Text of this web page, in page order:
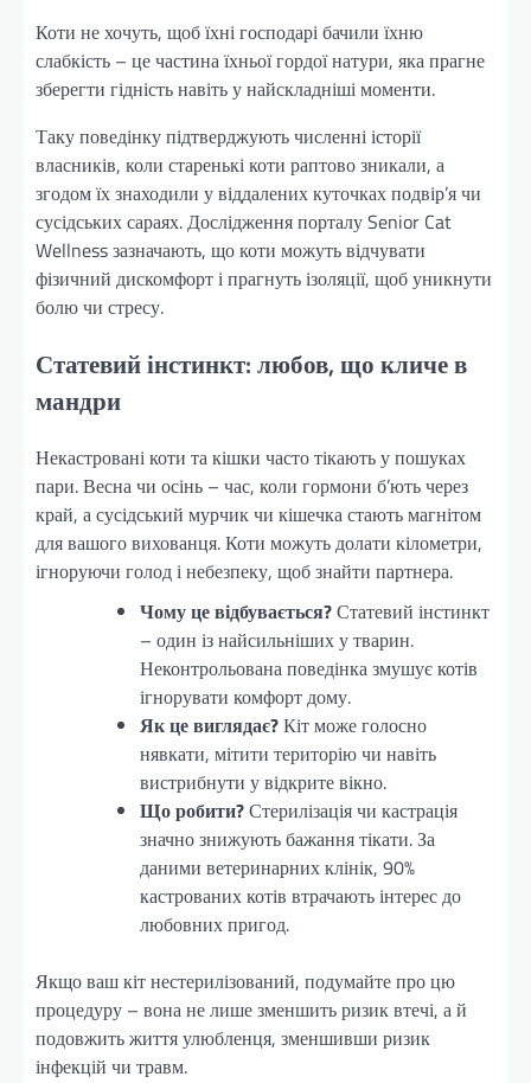
Коти не хочуть, щоб їхні господарі бачили їхню
слабкість – це частина їхньої гордої натури, яка прагне
зберегти гідність навіть у найскладніші моменти.
Таку поведінку підтверджують численні історії
власників, коли старенькі коти раптово зникали, а
згодом їх знаходили у віддалених куточках подвір’я чи
сусідських сараях. Дослідження порталу Senior Cat
Wellness зазначають, що коти можуть відчувати
фізичний дискомфорт і прагнуть ізоляції, щоб уникнути
болю чи стресу.
Статевий інстинкт: любов, що кличе в
мандри
Некастровані коти та кішки часто тікають у пошуках
пари. Весна чи осінь – час, коли гормони б’ють через
край, а сусідський мурчик чи кішечка стають магнітом
для вашого вихованця. Коти можуть долати кілометри,
ігноруючи голод і небезпеку, щоб знайти партнера.
Чому це відбувається?Статевий інстинкт
– один із найсильніших у тварин.
Неконтрольована поведінка змушує котів
ігнорувати комфорт дому.
Як це виглядає?Кіт може голосно
нявкати, мітити територію чи навіть
вистрибнути у відкрите вікно.
Що робити?Стерилізація чи кастрація
значно знижують бажання тікати. За
даними ветеринарних клінік, 90%
кастрованих котів втрачають інтерес до
любовних пригод.
Якщо ваш кіт нестерилізований, подумайте про цю
процедуру – вона не лише зменшить ризик втечі, а й
подовжить життя улюбленця, зменшивши ризик
інфекцій чи травм.